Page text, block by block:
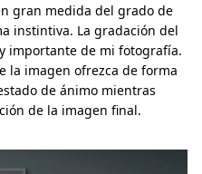
gran medida del grado de
instintiva. La gradación del
importante de mi fotografía.
la imagen ofrezca de forma
de ánimo mientras
de la imagen final.